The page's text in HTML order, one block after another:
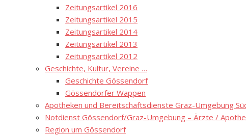
Zeitungsartikel 2016
Zeitungsartikel 2015
Zeitungsartikel 2014
Zeitungsartikel 2013
Zeitungsartikel 2012
Geschichte, Kultur, Vereine …
Geschichte Gössendorf
Gössendorfer Wappen
Apotheken und Bereitschaftsdienste Graz-Umgebung
Notdienst Gössendorf/Graz-Umgebung – Ärzte /
Region um Gössendorf